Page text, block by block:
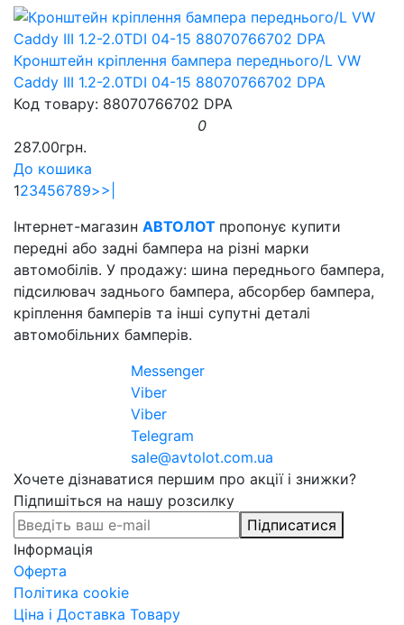
Кронштейн кріплення бампера переднього/L VW
Caddy III 1.2-2.0TDI 04-15 88070766702 DPA
Код товару: 88070766702 DPA
0
287.00грн.
До кошика
123456789>>|
Інтернет-магазин АВТОЛОТ пропонує купити
передні або задні бампера на різні марки
автомобілів. У продажу: шина переднього бампера,
підсилювач заднього бампера, абсорбер бампера,
кріплення бамперів та інші супутні деталі
автомобільних бамперів.
Messenger
Viber
Viber
Telegram
sale@avtolot.com.ua
Хочете дізнаватися першим про акції і знижки?
Підпишіться на нашу розсилку
Підписатися
Інформація
Оферта
Політика cookie
Ціна і Доставка Товару